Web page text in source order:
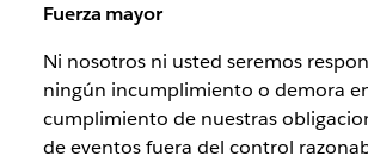
Fuerza mayor
Ni nosotros ni usted seremos
ningún incumplimiento o demora
cumplimiento de nuestras
de eventos fuera del control